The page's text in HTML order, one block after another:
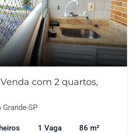
com 2 quartos,
SP
1 Vaga 86 m²